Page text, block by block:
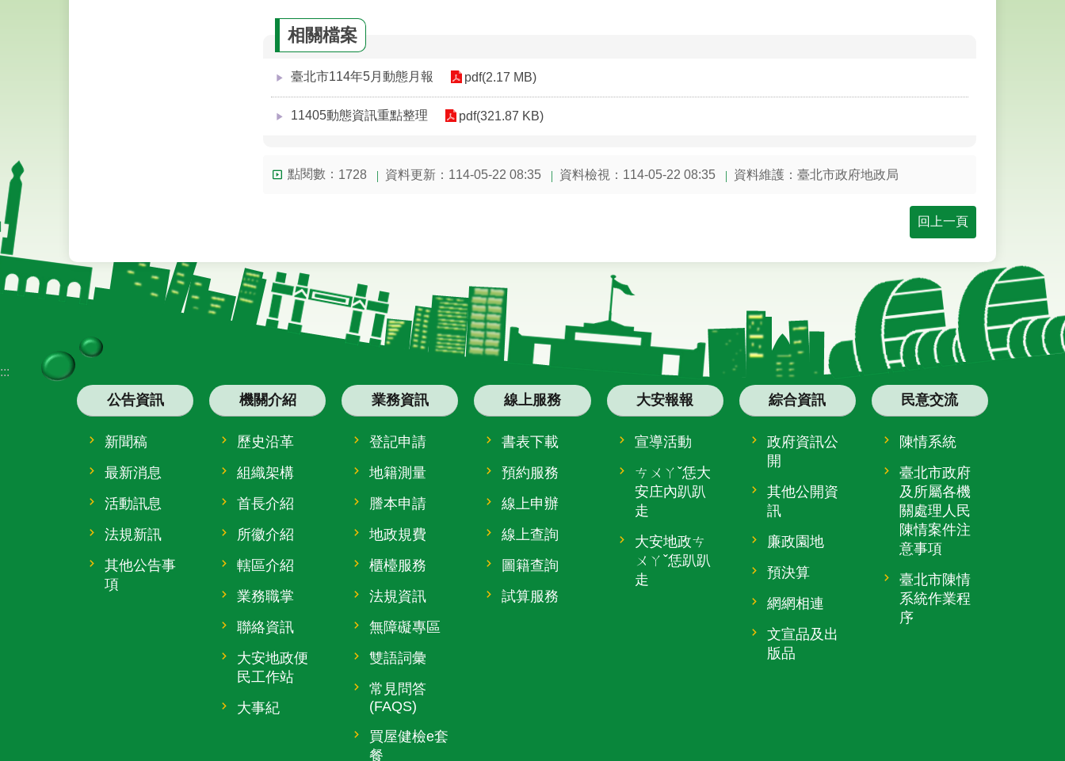
相關檔案
臺北市114年5月動態月報 pdf(2.17 MB)
11405動態資訊重點整理 pdf(321.87 KB)
點閱數： 1728 資料更新：114-05-22 08:35 資料檢視：114-05-22 08:35 資料維護：臺北市政府地政局
回上一頁
:::
公告資訊
新聞稿
最新消息
活動訊息
法規新訊
其他公告事
項
機關介紹
歷史沿革
組織架構
首長介紹
所徽介紹
轄區介紹
業務職掌
聯絡資訊
大安地政便
民工作站
大事紀
業務資訊
登記申請
地籍測量
謄本申請
地政規費
櫃檯服務
法規資訊
無障礙專區
雙語詞彙
常見問答
(FAQS)
買屋健檢e套
餐
線上服務
書表下載
預約服務
線上申辦
線上查詢
圖籍查詢
試算服務
大安報報
宣導活動
ㄘㄨㄚˇ恁大
安庄內趴趴
走
大安地政ㄘ
ㄨㄚˇ恁趴趴
走
綜合資訊
政府資訊公
開
其他公開資
訊
廉政園地
預決算
網網相連
文宣品及出
版品
民意交流
陳情系統
臺北市政府
及所屬各機
關處理人民
陳情案件注
意事項
臺北市陳情
系統作業程
序